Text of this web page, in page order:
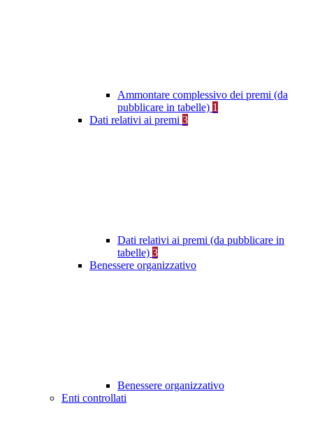
Ammontare complessivo dei premi (da
pubblicare in tabelle) 1
Dati relativi ai premi 3
Dati relativi ai premi (da pubblicare in
tabelle) 3
Benessere organizzativo
Benessere organizzativo
Enti controllati